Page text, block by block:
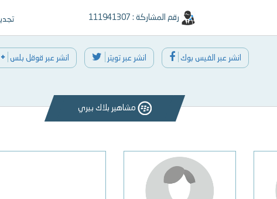
رقم المشاركة : 111941307
انشر عبر الفيس بوك انشر عبر تويتر انشر عبر قوقل بلس
مشاهير بلاك بيري